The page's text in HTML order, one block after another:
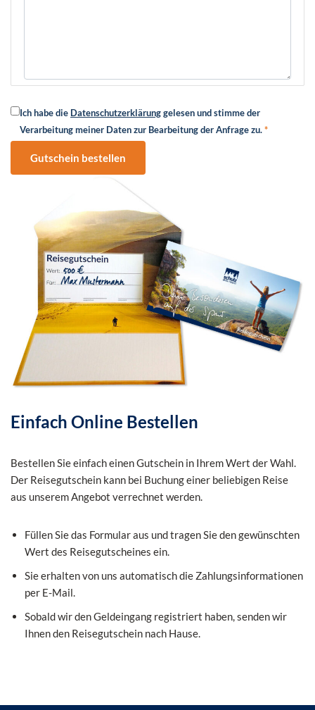
Ich habe die Datenschutzerklärunggelesen und stimme der
Verarbeitung meiner Daten zur Bearbeitung der Anfrage zu.*
Gutschein bestellen
Einfach Online Bestellen
Bestellen Sie einfach einen Gutschein in Ihrem Wert der Wahl.
Der Reisegutschein kann bei Buchung einer beliebigen Reise
aus unserem Angebot verrechnet werden.
Füllen Sie das Formular aus und tragen Sie den gewünschten
Wert des Reisegutscheines ein.
Sie erhalten von uns automatisch die Zahlungsinformationen
per E-Mail.
Sobald wir den Geldeingang registriert haben, senden wir
Ihnen den Reisegutschein nach Hause.